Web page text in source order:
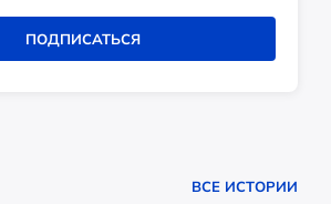
ПОДПИСАТЬСЯ
ВСЕ ИСТОРИИ